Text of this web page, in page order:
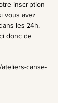
inscription
vous avez
les 24h.
donc de
danse-